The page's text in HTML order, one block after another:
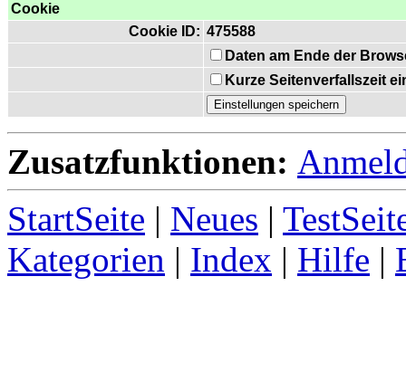
Cookie
Cookie ID: 475588
Daten am Ende der
Kurze Seitenverfallszeit
Zusatzfunktionen:
StartSeite | Neues |
Kategorien | Index | Hilfe |